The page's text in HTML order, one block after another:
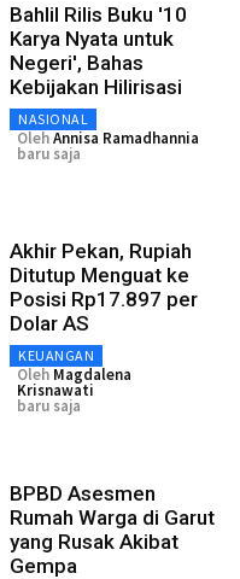
Bahlil Rilis Buku '10
Karya Nyata untuk
Negeri', Bahas
Kebijakan Hilirisasi
NASIONAL
OlehAnnisa Ramadhannia
baru saja
Akhir Pekan, Rupiah
Ditutup Menguat ke
Posisi Rp17.897 per
Dolar AS
KEUANGAN
Oleh Magdalena
Krisnawati
baru saja
BPBD Asesmen
Rumah Warga di Garut
yang Rusak Akibat
Gempa